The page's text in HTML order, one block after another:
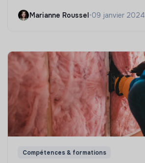
Marianne Roussel•09 janvier 2024
Compétences & formations